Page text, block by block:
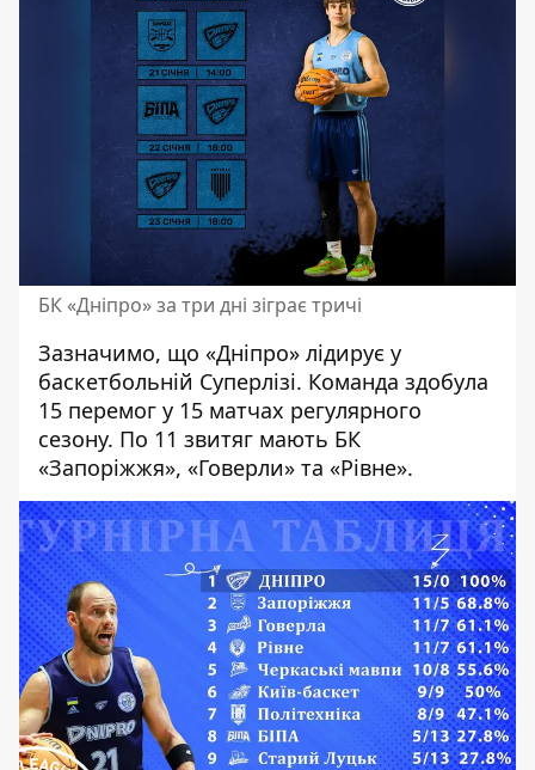
БК «Дніпро» за три дні зіграє тричі
Зазначимо, що «Дніпро» лідирує у
баскетбольній Суперлізі. Команда здобула
15 перемог у 15 матчах регулярного
сезону. По 11 звитяг мають БК
«Запоріжжя», «Говерли» та «Рівне».